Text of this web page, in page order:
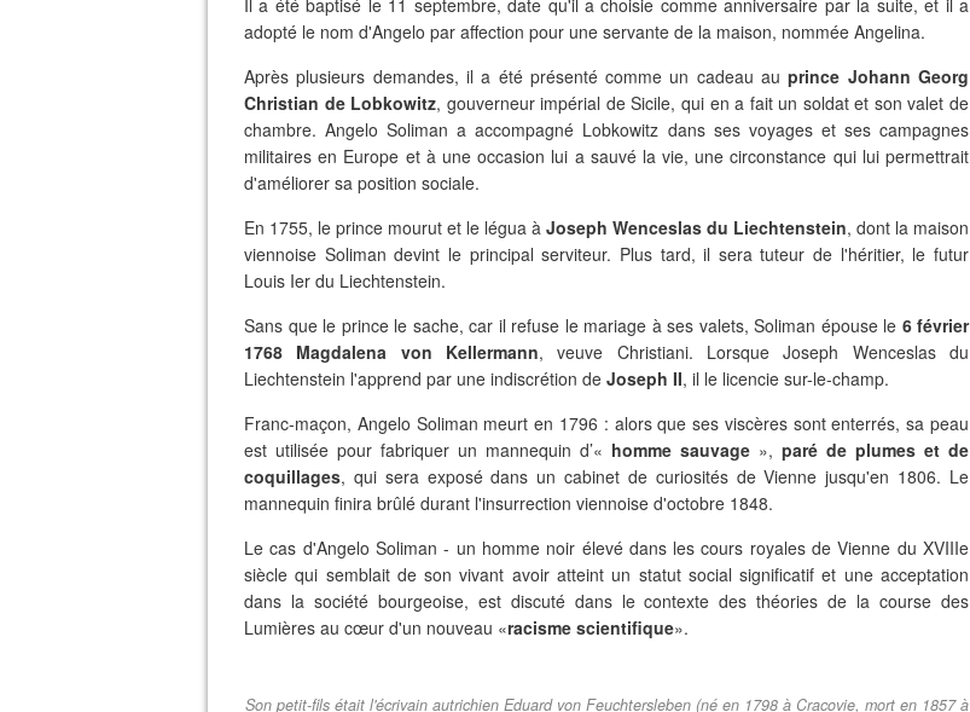
Il a été baptisé le 11 septembre, date qu'il a choisie comme anniversaire par la suite, et il a
adopté le nom d'Angelo par affection pour une servante de la maison, nommée Angelina.
Après plusieurs demandes, il a été présenté comme un cadeau auprince Johann Georg
Christian de Lobkowitz, gouverneur impérial de Sicile, qui en a fait un soldat et son valet de
chambre. Angelo Soliman a accompagné Lobkowitz dans ses voyages et ses campagnes
militaires en Europe et à une occasion lui a sauvé la vie, une circonstance qui lui permettrait
d'améliorer sa position sociale.
En 1755, le prince mourut et le légua à Joseph Wenceslas du Liechtenstein, dont la maison
viennoise Soliman devint le principal serviteur. Plus tard, il sera tuteur de l'héritier, le futur
Louis Ier du Liechtenstein.
Sans que le prince le sache, car il refuse le mariage à ses valets, Soliman épouse le 6 février
1768 Magdalena von Kellermann, veuve Christiani. Lorsque Joseph Wenceslas du
Liechtenstein l'apprend par une indiscrétion de Joseph II, il le licencie sur-le-champ.
Franc-maçon, Angelo Soliman meurt en 1796 : alors que ses viscères sont enterrés, sa peau
est utilisée pour fabriquer un mannequin d’« homme sauvage », paré de plumes et de
coquillages, qui sera exposé dans un cabinet de curiosités de Vienne jusqu'en 1806. Le
mannequin finira brûlé durant l'insurrection viennoise d'octobre 1848.
Le cas d'Angelo Soliman - un homme noir élevé dans les cours royales de Vienne du XVIIIe
siècle qui semblait de son vivant avoir atteint un statut social significatif et une acceptation
dans la société bourgeoise, est discuté dans le contexte des théories de la course des
Lumières au cœur d'un nouveau «racisme scientifique».
Son petit-fils était l'écrivain autrichien Eduard von Feuchtersleben (né en 1798 à Cracovie, mort en 1857 à